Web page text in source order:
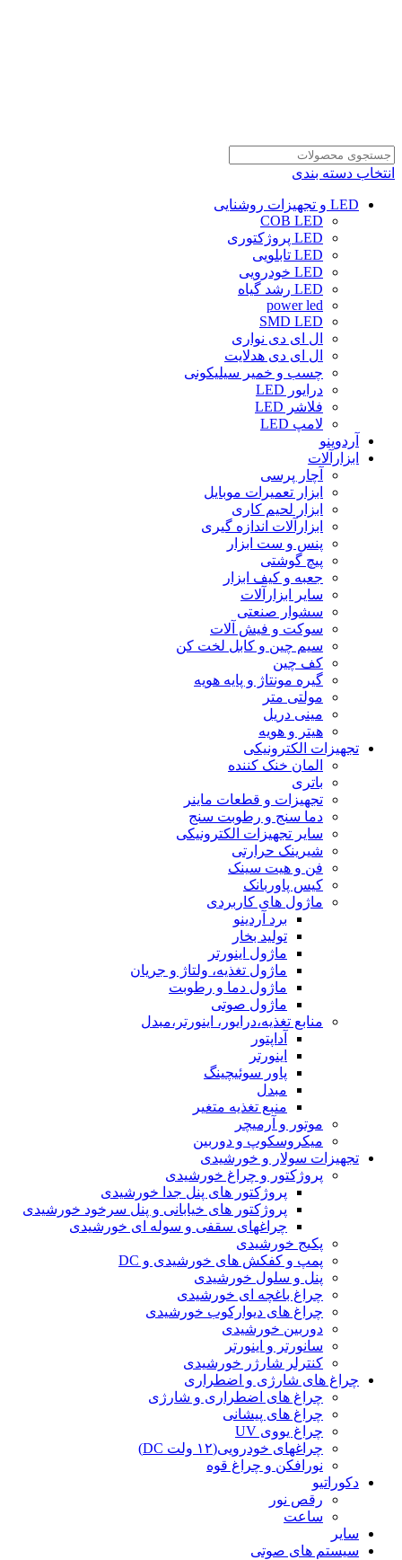
انتخاب دسته بندی
LED و تجهیزات روشنایی
COB LED
LED پروژکتوری
LED تابلویی
LED خودرویی
LED رشد گیاه
power led
SMD LED
ال ای دی نواری
ال ای دی هدلایت
چسب و خمیر سیلیکونی
درایور LED
فلاشر LED
لامپ LED
آردوینو
ابزارآلات
آچار پرسی
ابزار تعمیرات موبایل
ابزار لحیم کاری
ابزارآلات اندازه گیری
پنس و ست ابزار
پیچ گوشتی
جعبه و کیف ابزار
سایر ابزارآلات
سشوار صنعتی
سوکت و فیش آلات
سیم چین و کابل لخت کن
کف چین
گیره مونتاژ و پایه هویه
مولتی متر
مینی دریل
هیتر و هویه
تجهیزات الکترونیکی
المان خنک کننده
باتری
تجهیزات و قطعات ماینر
دما سنج و رطوبت سنج
سایر تجهیزات الکترونیکی
شیرینک حرارتی
فن و هیت سینک
کیس پاوربانک
ماژول های کاربردی
برد آردینو
تولید بخار
ماژول اینورتر
ماژول تغذیه، ولتاژ و جریان
ماژول دما و رطوبت
ماژول صوتی
منابع تغذیه،درایور، اینورتر،مبدل
آداپتور
اینورتر
پاور سوئیچینگ
مبدل
منبع تغذیه متغیر
موتور و آرمیچر
میکروسکوپ و دوربین
تجهیزات سولار و خورشیدی
پروژکتور و چراغ خورشیدی
پروژکتور های پنل جدا خورشیدی
پروژکتور های خیابانی و پنل سرخود خورشیدی
چراغهای سقفی و سوله ای خورشیدی
پکیج خورشیدی
پمپ و کفکش های خورشیدی و DC
پنل و سلول خورشیدی
چراغ باغچه ای خورشیدی
چراغ های دیوارکوب خورشیدی
دوربین خورشیدی
سانورتر و اینورتر
کنترلر شارژر خورشیدی
چراغ های شارژی و اضطراری
چراغ های اضطراری و شارژی
چراغ های پیشانی
چراغ یووی UV
چراغهای خودرویی(۱۲ ولت DC)
نورافکن و چراغ قوه
دکوراتیو
رقص نور
ساعت
سایر
سیستم های صوتی